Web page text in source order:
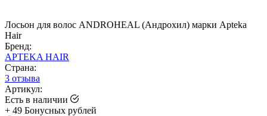
Лосьон для волос ANDROHEAL (Андрохил) марки Apteka
Hair
Бренд:
APTEKA HAIR
Страна:
3 отзыва
Артикул:
Есть в наличии
+ 49 Бонусных рублей